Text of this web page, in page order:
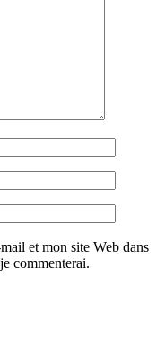
et mon site Web dans
commenterai.